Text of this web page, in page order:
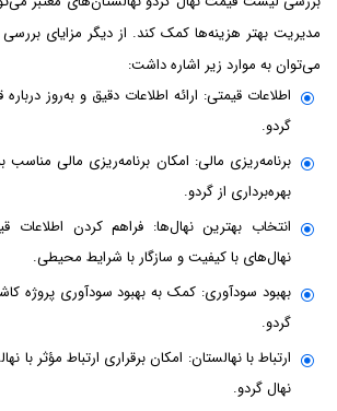
مدیریت بهتر هزینه‌ها کمک کند. از دیگر مزایای
می‌توان به موارد زیر اشاره داشت:
اطلاعات قیمتی: ارائه اطلاعات دقیق و به‌روز
گردو.
برنامه‌ریزی مالی: امکان برنامه‌ریزی مالی
بهره‌برداری از گردو.
انتخاب بهترین نهال‌ها: فراهم کردن اطلاعات
نهال‌های با کیفیت و سازگار با شرایط محیطی.
بهبود سودآوری: کمک به بهبود سودآوری پروژه
گردو.
ارتباط با نهالستان: امکان برقراری ارتباط مؤثر با
نهال گردو.